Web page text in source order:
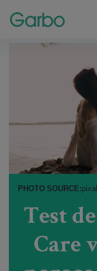
PHOTO SOURCE:
Test
Care